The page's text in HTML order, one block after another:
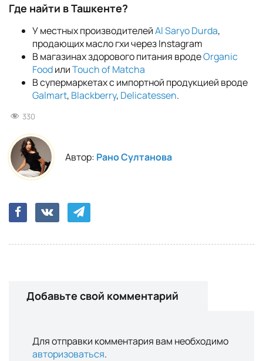
Где найти в Ташкенте?
У местных производителейAl Saryo Durda,
продающих масло гхи через Instagram
В магазинах здорового питания вродеOrganic
FoodилиTouch of Matcha
В супермаркетах с импортной продукцией вроде
Galmart, Blackberry, Delicatessen.
330
Автор: Рано Султанова
Добавьте свой комментарий
Для отправки комментария вам необходимо
авторизоваться.